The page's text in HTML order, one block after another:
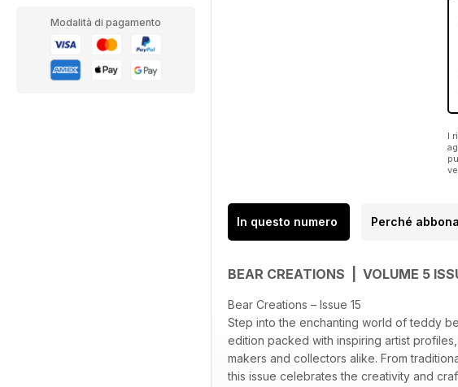
Modalità di pagamento
I
In questo numero Perché
BEAR CREATIONS | VOLUME 5
Bear Creations – Issue 15
Step into the enchanting world of teddy
edition packed with inspiring artist
makers and collectors alike. From
this issue celebrates the creativity and